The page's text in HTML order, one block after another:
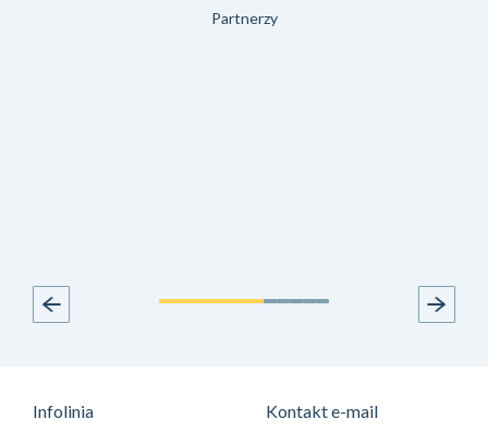
Partnerzy
Infolinia Kontakt e-mail